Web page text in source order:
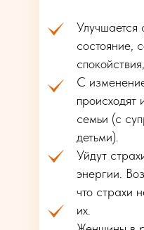
Улучшается
состояние,
С
происходят
семьи (с
детьми).
Уйдут
энергии.
что страхи
их.